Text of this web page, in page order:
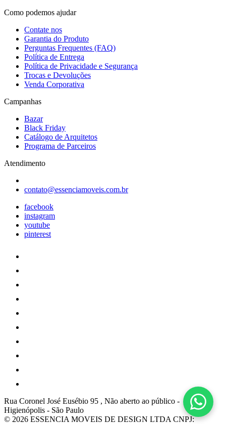
Como podemos ajudar
Contate nos
Garantia do Produto
Perguntas Frequentes (FAQ)
Política de Entrega
Política de Privacidade e Segurança
Trocas e Devoluções
Venda Corporativa
Campanhas
Bazar
Black Friday
Catálogo de Arquitetos
Programa de Parceiros
Atendimento
contato@essenciamoveis.com.br
facebook
instagram
youtube
pinterest
Rua Coronel José Eusébio 95 , Não aberto ao público -
Higienópolis - São Paulo
© 2026 ESSENCIA MOVEIS DE DESIGN LTDA CNPJ: